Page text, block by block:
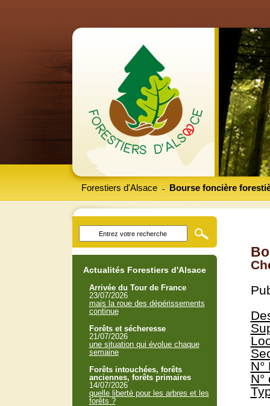
Forestiers d'Alsace Bourse foncière
-
N°
N°
Actualités Forestiers d'Alsace
Arrivée du Tour de France
23/07/2026
mais la roue des dépérissements
continue
Forêts et sécheresse
21/07/2026
une situation qui évolue chaque
semaine
Forêts intouchées, forêts
anciennes, forêts primaires
14/07/2026
quelle liberté pour les arbres et les
forêts ?